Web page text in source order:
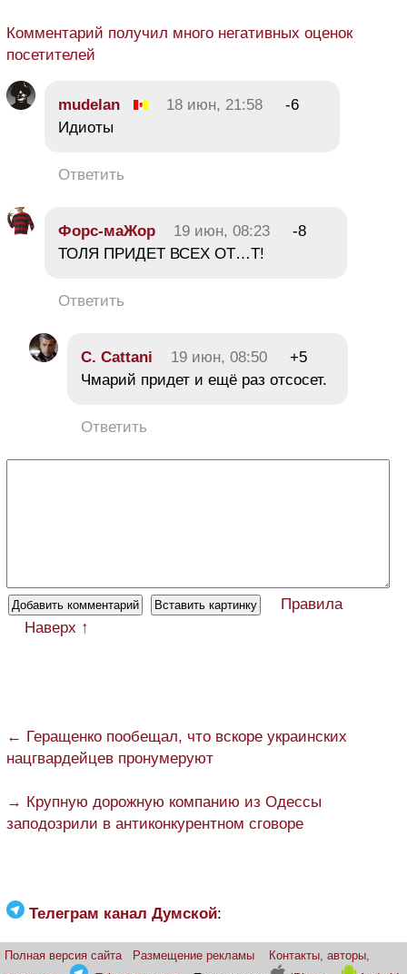
Комментарий получил много негативных оценок
посетителей
mudelan 18 июн, 21:58
-6
Идиоты
Ответить
Форс-маЖор 19 июн, 08:23
-8
ТОЛЯ ПРИДЕТ ВСЕХ ОТ…Т!
Ответить
C. Cattani 19 июн, 08:50
+5
Чмарий придет и ещё раз отсосет.
Ответить
Правила
Наверх ↑
← Геращенко пообещал, что вскоре украинских
нацгвардейцев пронумеруют
→ Крупную дорожную компанию из Одессы
заподозрили в антиконкурентном сговоре
Телеграм канал Думской:
Полная версия сайта Размещение рекламы
Контакты, авторы,